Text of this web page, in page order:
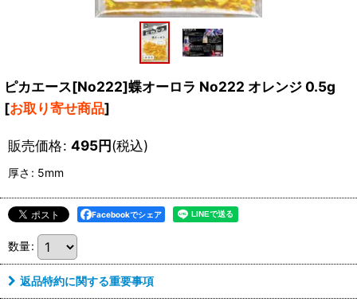
ピカエース[No222]蝶オーロラ No222 オレンジ 0.5g
[お取り寄せ商品]
販売価格: 495円(税込)
厚さ : 5mm
Facebookでシェア
数量:
返品特約に関する重要事項